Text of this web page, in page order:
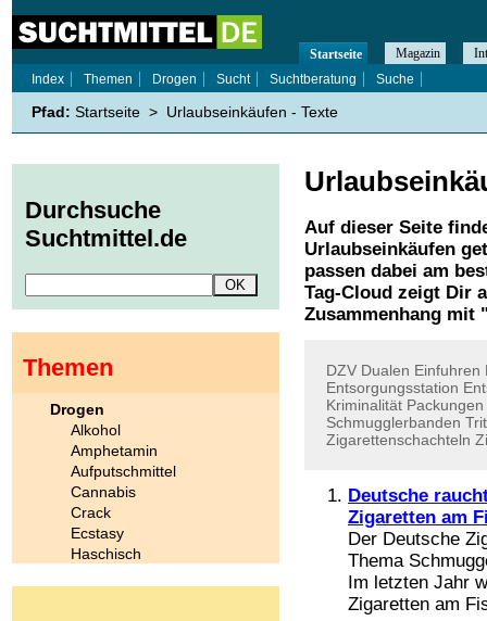
Auf dieser Seite
Urlaubseinkäufen
passen dabei am
Tag-Cloud zeigt Dir
Zusammenhang mit
DZV Dualen Einfuhren
Entsorgungsstation
Kriminalität Packungen
Schmugglerbanden
Zigarettenschachteln
Deutsche
Zigaretten am
Der Deutsche
Thema
Im letzten Jahr
Zigaretten am
Startseite Magazin
Index
Themen Drogen Sucht Suchtberatung Suche
Pfad: Startseite > Urlaubseinkäufen - Texte
Durchsuche
Suchtmittel.de
Themen
Drogen
Alkohol
Amphetamin
Aufputschmittel
Cannabis
Crack
Ecstasy
Haschisch